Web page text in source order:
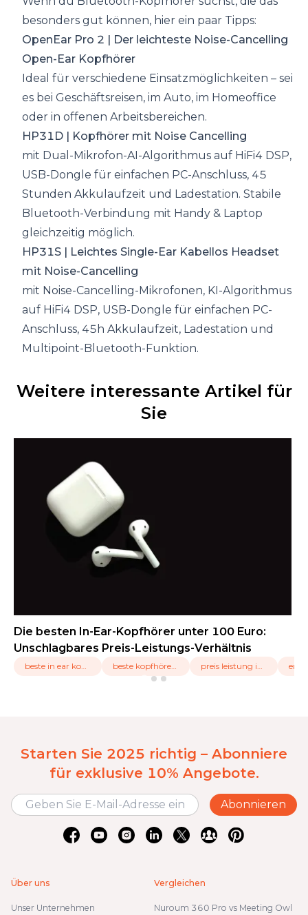
besonders gut können, hier ein paar Tipps:
OpenEar Pro 2 | Der leichteste Noise-Cancelling
Open-Ear Kopfhörer
Ideal für verschiedene Einsatzmöglichkeiten – sei
es bei Geschäftsreisen, im Auto, im Homeoffice
oder in offenen Arbeitsbereichen.
HP31D | Kopfhörer mit Noise Cancelling
mit Dual-Mikrofon-AI-Algorithmus auf HiFi4 DSP,
USB-Dongle für einfachen PC-Anschluss, 45
Stunden Akkulaufzeit und Ladestation. Stabile
Bluetooth-Verbindung mit Handy & Laptop
gleichzeitig möglich.
HP31S | Leichtes Single-Ear Kabellos Headset
mit Noise-Cancelling
mit Noise-Cancelling-Mikrofonen, KI-Algorithmus
auf HiFi4 DSP, USB-Dongle für einfachen PC-
Anschluss, 45h Akkulaufzeit, Ladestation und
Multipoint-Bluetooth-Funktion.
Weitere interessante Artikel für
Sie
Die besten In-Ear-Kopfhörer unter 100 Euro:
Unschlagbares Preis-Leistungs-Verhältnis
enc
Starten Sie 2025 richtig – Abonniere
für exklusive 10% Angebote.
Abonnieren
Über uns
Unser Unternehmen
Vergleichen
Nuroum 360 Pro vs Meeting Owl